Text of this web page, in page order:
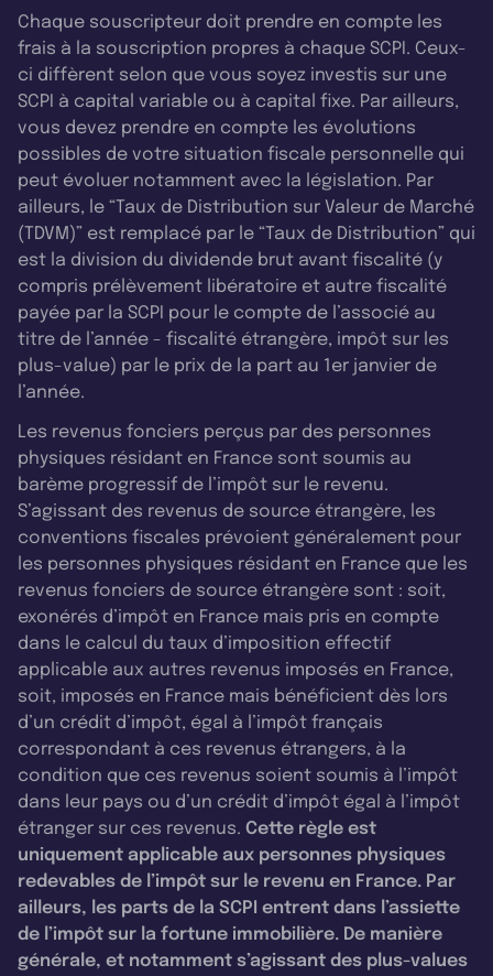
Chaque souscripteur doit prendre en compte les
frais à la souscription propres à chaque SCPI. Ceux-
ci diffèrent selon que vous soyez investis sur une
SCPI à capital variable ou à capital fixe. Par ailleurs,
vous devez prendre en compte les évolutions
possibles de votre situation fiscale personnelle qui
peut évoluer notamment avec la législation. Par
ailleurs, le “Taux de Distribution sur Valeur de Marché
(TDVM)” est remplacé par le “Taux de Distribution” qui
est la division du dividende brut avant fiscalité (y
compris prélèvement libératoire et autre fiscalité
payée par la SCPI pour le compte de l’associé au
titre de l’année - fiscalité étrangère, impôt sur les
plus-value) par le prix de la part au 1er janvier de
l’année.
Les revenus fonciers perçus par des personnes
physiques résidant en France sont soumis au
barème progressif de l’impôt sur le revenu.
S’agissant des revenus de source étrangère, les
conventions fiscales prévoient généralement pour
les personnes physiques résidant en France que les
revenus fonciers de source étrangère sont : soit,
exonérés d’impôt en France mais pris en compte
dans le calcul du taux d’imposition effectif
applicable aux autres revenus imposés en France,
soit, imposés en France mais bénéficient dès lors
d’un crédit d’impôt, égal à l’impôt français
correspondant à ces revenus étrangers, à la
condition que ces revenus soient soumis à l’impôt
dans leur pays ou d’un crédit d’impôt égal à l’impôt
étranger sur ces revenus. Cette règle est
uniquement applicable aux personnes physiques
redevables de l’impôt sur le revenu en France. Par
ailleurs, les parts de la SCPI entrent dans l’assiette
de l’impôt sur la fortune immobilière. De manière
générale, et notamment s’agissant des plus-values